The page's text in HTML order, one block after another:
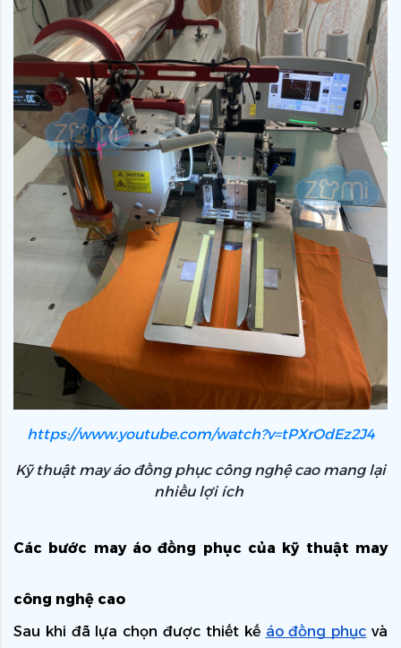
https://www.youtube.com/watch?v=tPXrOdEz2J4
Kỹ thuật may áo đồng phục công nghệ cao mang lại
nhiều lợi ích
Các bước may áo đồng phục của kỹ thuật may
công nghệ cao
Sau khi đã lựa chọn được thiết kế áo đồng phục và